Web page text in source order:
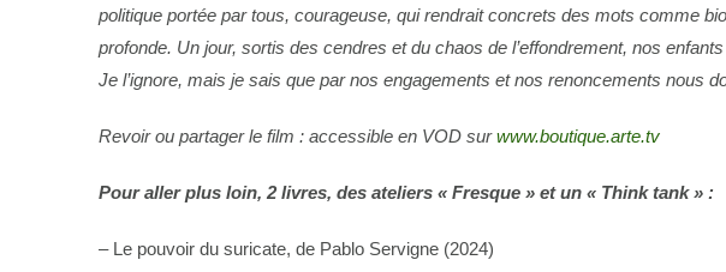
politique portée par tous, courageuse, qui rendrait concrets des mots comme
profonde. Un jour, sortis des cendres et du chaos de l’effondrement, nos
Je l’ignore, mais je sais que par nos engagements et nos renoncements nous
Revoir ou partager le film : accessible en VOD surwww.boutique.arte.tv
Pour aller plus loin, 2 livres, des ateliers « Fresque » et un « Think tank » :
– Le pouvoir du suricate, de Pablo Servigne (2024)